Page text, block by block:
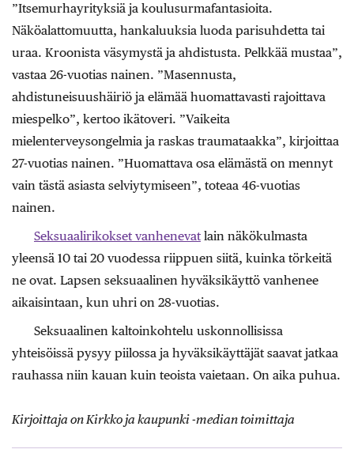
”Itsemurhayrityksiä ja koulusurmafantasioita.
Näköalattomuutta, hankaluuksia luoda parisuhdetta tai
uraa. Kroonista väsymystä ja ahdistusta. Pelkkää mustaa”,
vastaa 26-vuotias nainen. ”Masennusta,
ahdistuneisuushäiriö ja elämää huomattavasti rajoittava
miespelko”, kertoo ikätoveri. ”Vaikeita
mielenterveysongelmia ja raskas traumataakka”, kirjoittaa
27-vuotias nainen. ”Huomattava osa elämästä on mennyt
vain tästä asiasta selviytymiseen”, toteaa 46-vuotias
nainen.
Seksuaalirikokset vanhenevat lain näkökulmasta
yleensä 10 tai 20 vuodessa riippuen siitä, kuinka törkeitä
ne ovat. Lapsen seksuaalinen hyväksikäyttö vanhenee
aikaisintaan, kun uhri on 28-vuotias.
Seksuaalinen kaltoinkohtelu uskonnollisissa
yhteisöissä pysyy piilossa ja hyväksikäyttäjät saavat jatkaa
rauhassa niin kauan kuin teoista vaietaan. On aika puhua.
Kirjoittaja on Kirkko ja kaupunki -median toimittaja